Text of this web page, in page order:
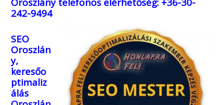
242-9494
SEO
Oroszlán
y,
keresőo
ptimaliz
álás